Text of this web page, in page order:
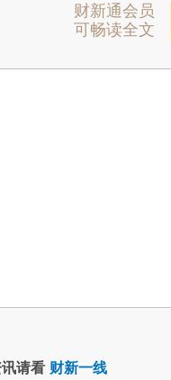
财新通会员
可畅读全文
请看 财新一线